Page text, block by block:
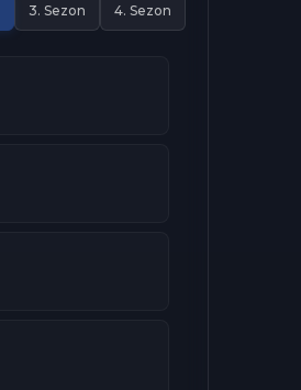
3. Sezon 4. Sezon